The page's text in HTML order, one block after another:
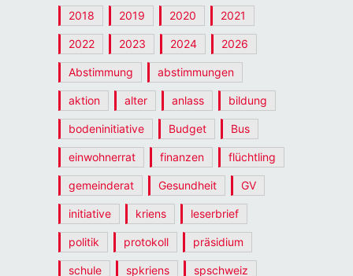
2018 2019 2020 2021
2022 2023 2024 2026
Abstimmung abstimmungen
aktion alter anlass bildung
bodeninitiative Budget Bus
einwohnerrat finanzen flüchtling
gemeinderat Gesundheit GV
initiative kriens leserbrief
politik protokoll präsidium
schule spkriens spschweiz